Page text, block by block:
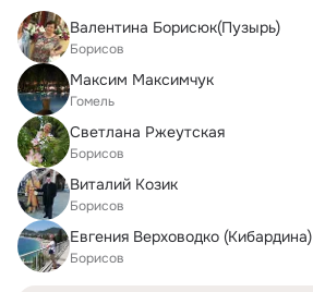
Валентина Борисюк(Пузырь)
Борисов
Максим Максимчук
Гомель
Светлана Ржеутская
Борисов
Виталий Козик
Борисов
Евгения Верховодко (Кибардина)
Борисов